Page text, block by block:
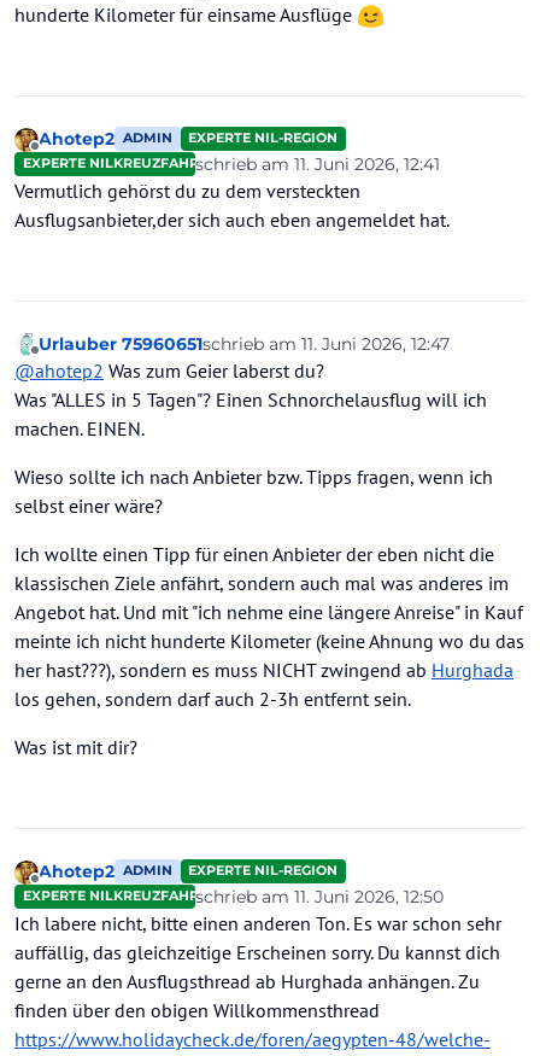
hunderte Kilometer für einsame Ausflüge
Offline
Ahotep2 ADMIN
EXPERTE NIL-REGION
EXPERTE NILKREUZFAHRTENschrieb am 11. Juni 2026, 12:41
zuletzt editiert von
Vermutlich gehörst du zu dem versteckten
Ausflugsanbieter,der sich auch eben angemeldet hat.
Offline
Urlauber 75960651schrieb am 11. Juni 2026, 12:47
zuletzt editiert von Urlauber 75960651
@ahotep2 Was zum Geier laberst du?
Was "ALLES in 5 Tagen"? Einen Schnorchelausflug will ich
machen. EINEN.
Wieso sollte ich nach Anbieter bzw. Tipps fragen, wenn ich
selbst einer wäre?
Ich wollte einen Tipp für einen Anbieter der eben nicht die
klassischen Ziele anfährt, sondern auch mal was anderes im
Angebot hat. Und mit "ich nehme eine längere Anreise" in Kauf
meinte ich nicht hunderte Kilometer (keine Ahnung wo du das
her hast???), sondern es muss NICHT zwingend ab Hurghada
los gehen, sondern darf auch 2-3h entfernt sein.
Was ist mit dir?
Offline
Ahotep2 ADMIN
EXPERTE NIL-REGION
EXPERTE NILKREUZFAHRTENschrieb am 11. Juni 2026, 12:50
zuletzt editiert von Ahotep26. Nov. 2026,
Ich labere nicht, bitte einen anderen Ton. Es war schon sehr
auffällig, das gleichzeitige Erscheinen sorry. Du kannst dich
gerne an den Ausflugsthread ab Hurghada anhängen. Zu
finden über den obigen Willkommensthread
https://www.holidaycheck.de/foren/aegypten-48/welche-